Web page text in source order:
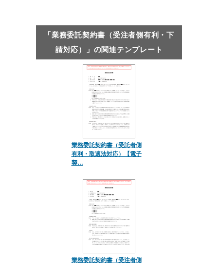
「業務委託契約書（受注者側有利・下
請対応）」の関連テンプレート
業務委託契約書（受託者側
有利・取適法対応）【電子
契…
業務委託契約書（受注者側